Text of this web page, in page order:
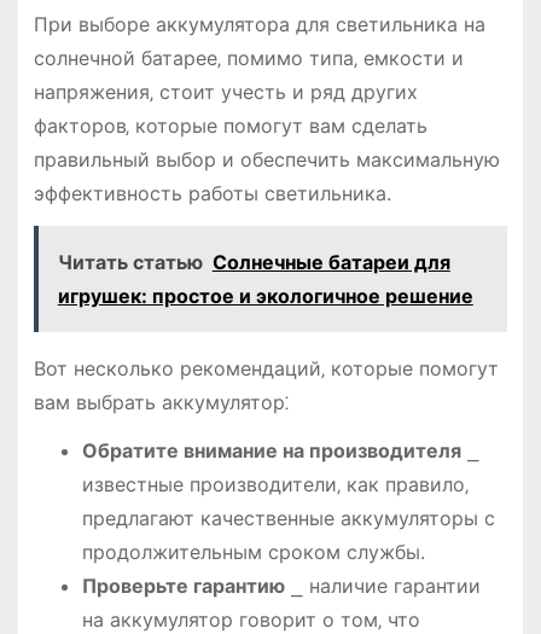
При выборе аккумулятора для светильника на
солнечной батарее‚ помимо типа‚ емкости и
напряжения‚ стоит учесть и ряд других
факторов‚ которые помогут вам сделать
правильный выбор и обеспечить максимальную
эффективность работы светильника.
Читать статью Солнечные батареи для
игрушек: простое и экологичное решение
Вот несколько рекомендаций‚ которые помогут
вам выбрать аккумулятор⁚
Обратите внимание на производителя⎯
известные производители‚ как правило‚
предлагают качественные аккумуляторы с
продолжительным сроком службы.
Проверьте гарантию⎯ наличие гарантии
на аккумулятор говорит о том‚ что